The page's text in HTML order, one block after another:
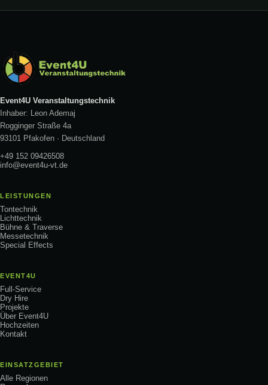
Event4U Veranstaltungstechnik
Inhaber: Leon Ademaj
Rogginger Straße 4a
93101 Pfakofen · Deutschland
+49 152 09426508
info@event4u-vt.de
LEISTUNGEN
Tontechnik
Lichttechnik
Bühne & Traverse
Messetechnik
Special Effects
EVENT4U
Full-Service
Dry Hire
Projekte
Über Event4U
Hochzeiten
Kontakt
EINSATZGEBIET
Alle Regionen